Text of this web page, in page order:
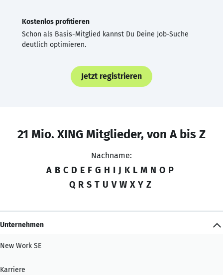
Kostenlos profitieren
Schon als Basis-Mitglied kannst Du Deine Job-Suche
deutlich optimieren.
Jetzt registrieren
21 Mio. XING Mitglieder, von A bis Z
Nachname:
A B C D E F G H I J K L M N O P
Q R S T U V W X Y Z
Unternehmen
New Work SE
Karriere